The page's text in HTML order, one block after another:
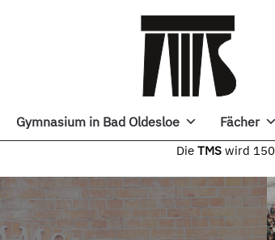
Gymnasium in Bad Oldesloe Fächer
TMS wird 150